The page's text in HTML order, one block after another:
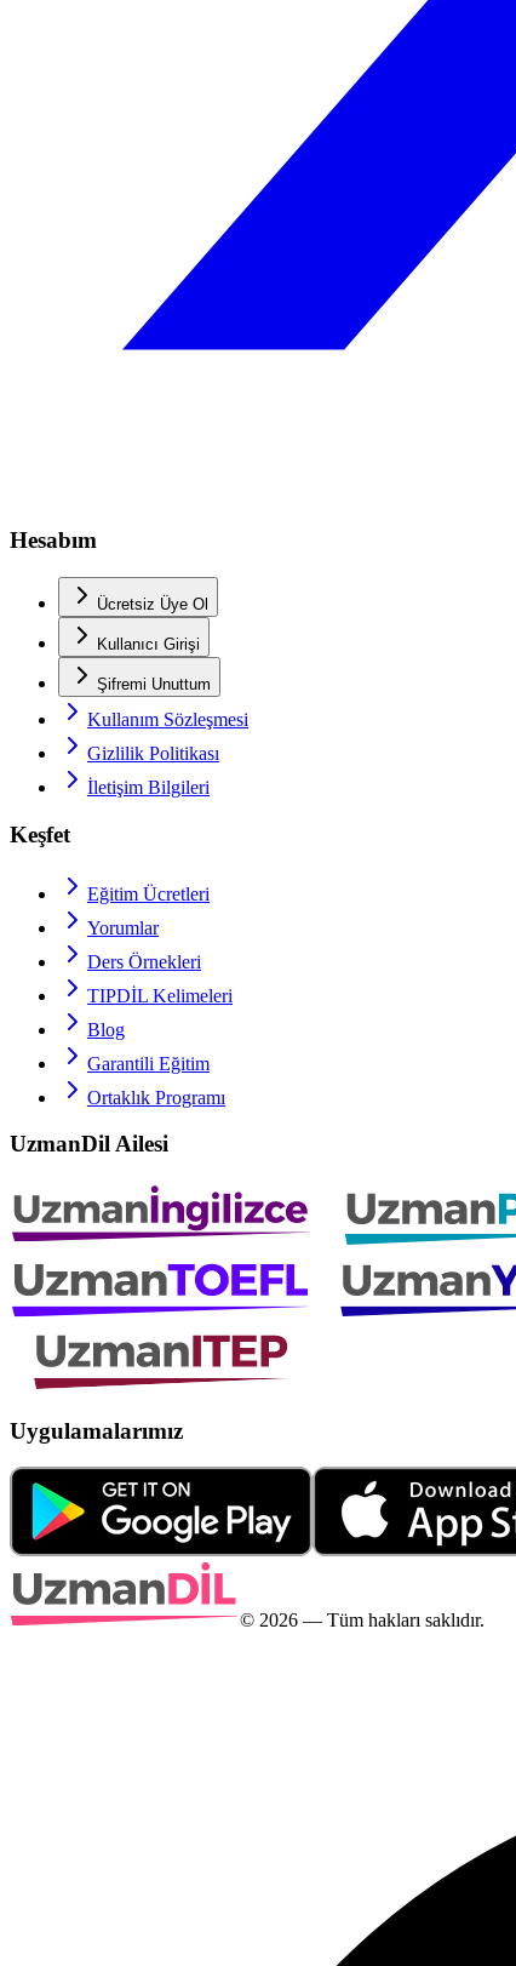
Hesabım
Ücretsiz Üye Ol
Kullanıcı Girişi
Şifremi Unuttum
Kullanım Sözleşmesi
Gizlilik Politikası
İletişim Bilgileri
Keşfet
Eğitim Ücretleri
Yorumlar
Ders Örnekleri
TIPDİL Kelimeleri
Blog
Garantili Eğitim
Ortaklık Programı
UzmanDil Ailesi
Uygulamalarımız
© 2026 — Tüm hakları saklıdır.